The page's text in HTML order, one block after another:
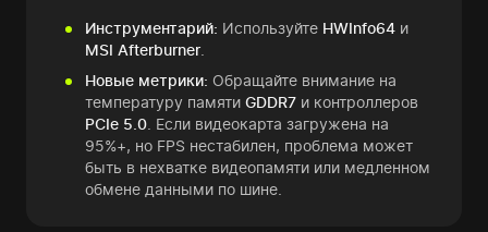
Инструментарий: Используйте HWInfo64 и
MSI Afterburner
Новые метрики: Обращайте внимание на
температуру памяти GDDR7 и контроллеров
PCIe 5.0 . Если видеокарта загружена на
95%+, но FPS нестабилен, проблема может
быть в нехватке видеопамяти или медленном
обмене данными по шине.